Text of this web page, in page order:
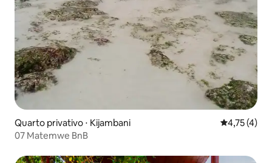
Quarto privativo ⋅ Kijambani 4,75 de
4,75 (4)
07 Matemwe BnB